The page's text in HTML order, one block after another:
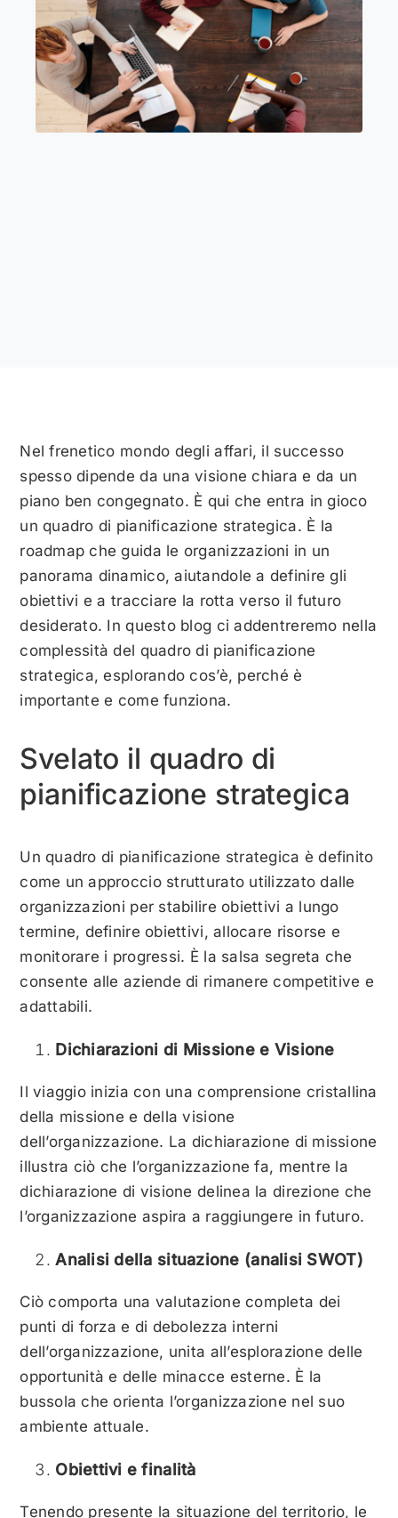
Nel frenetico mondo degli affari, il successo
spesso dipende da una visione chiara e da un
piano ben congegnato. È qui che entra in gioco
un quadro di pianificazione strategica. È la
roadmap che guida le organizzazioni in un
panorama dinamico, aiutandole a definire gli
obiettivi e a tracciare la rotta verso il futuro
desiderato. In questo blog ci addentreremo nella
complessità del quadro di pianificazione
strategica, esplorando cos’è, perché è
importante e come funziona.
Svelato il quadro di
pianificazione strategica
Un quadro di pianificazione strategica è definito
come un approccio strutturato utilizzato dalle
organizzazioni per stabilire obiettivi a lungo
termine, definire obiettivi, allocare risorse e
monitorare i progressi. È la salsa segreta che
consente alle aziende di rimanere competitive e
adattabili.
Dichiarazioni di Missione e Visione
Il viaggio inizia con una comprensione cristallina
della missione e della visione
dell’organizzazione. La dichiarazione di missione
illustra ciò che l’organizzazione fa, mentre la
dichiarazione di visione delinea la direzione che
l’organizzazione aspira a raggiungere in futuro.
Analisi della situazione (analisi SWOT)
Ciò comporta una valutazione completa dei
punti di forza e di debolezza interni
dell’organizzazione, unita all’esplorazione delle
opportunità e delle minacce esterne. È la
bussola che orienta l’organizzazione nel suo
ambiente attuale.
Obiettivi e finalità
Tenendo presente la situazione del territorio, le